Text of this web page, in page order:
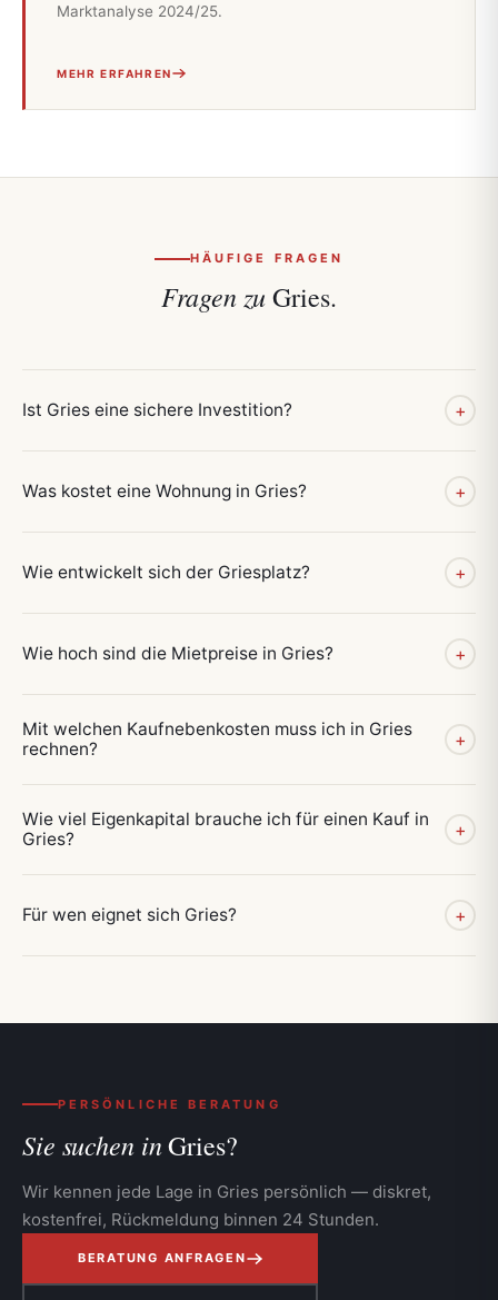
Marktanalyse 2024/25.
MEHR ERFAHREN
HÄUFIGE FRAGEN
Fragen zuGries.
Ist Gries eine sichere Investition? +
Was kostet eine Wohnung in Gries? +
Wie entwickelt sich der Griesplatz? +
Wie hoch sind die Mietpreise in Gries? +
Mit welchen Kaufnebenkosten muss ich in Gries
rechnen?
+
Wie viel Eigenkapital brauche ich für einen Kauf in
Gries?
+
Für wen eignet sich Gries? +
PERSÖNLICHE BERATUNG
Sie suchen inGries?
Wir kennen jede Lage in Gries persönlich — diskret,
kostenfrei, Rückmeldung binnen 24 Stunden.
BERATUNG ANFRAGEN